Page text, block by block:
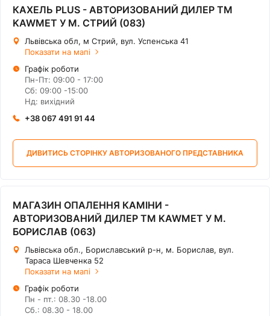
КАХЕЛЬ PLUS - АВТОРИЗОВАНИЙ ДИЛЕР ТМ
KAWMET У М. СТРИЙ (083)
Львівська обл, м Стрий, вул. Успенська 41
Показати на мапі
Графік роботи
Пн-Пт: 09:00 - 17:00
Сб: 09:00 -15:00
Нд: вихідний
+38 067 491 91 44
ДИВИТИСЬ СТОРІНКУ АВТОРИЗОВАНОГО ПРЕДСТАВНИКА
МАГАЗИН ОПАЛЕННЯ КАМІНИ -
АВТОРИЗОВАНИЙ ДИЛЕР ТМ KAWMET У М.
БОРИСЛАВ (063)
Львівська обл., Бориславський р-н, м. Борислав, вул.
Тараса Шевченка 52
Показати на мапі
Графік роботи
Пн - пт.: 08.30 -18.00
Сб.: 08.30 - 18.00